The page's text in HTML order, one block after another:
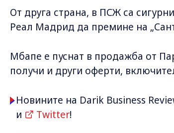
От друга страна, в ПСЖ са
Реал Мадрид да премине на
Мбапе е пуснат в продажба от
получи и други оферти,
Новините на Darik Business
и
Twitter!